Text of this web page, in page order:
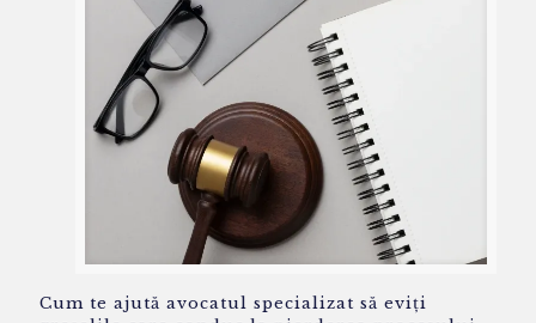
Cum te ajută avocatul specializat să eviți